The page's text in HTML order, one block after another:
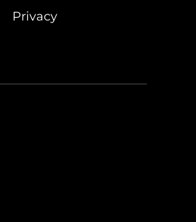
Privacy